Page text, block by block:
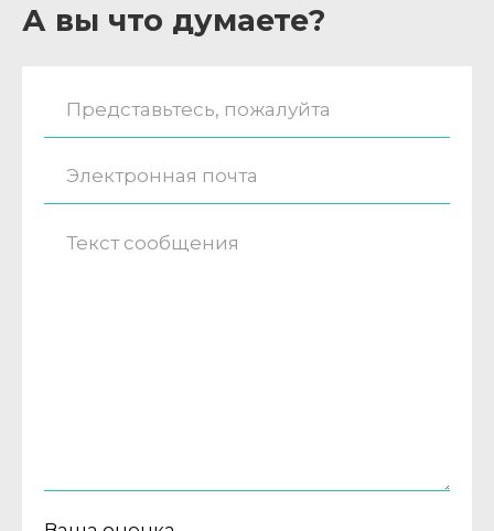
А вы что думаете?